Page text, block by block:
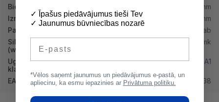
Biezums
12.5 mm
Izmēri
900x1800 mm
Paletē
40 gab
Siltumvadītspēja λd
(w/mk)
0.196w/mk
Ugunsdrošibas
klase
A1
EAN 6418662931138
✓ Īpašus piedāvājumus tieši Tev
✓ Jaunumus būvniecības nozarē
*Vēlos saņemt jaunumus un piedāvājumus e-pastā, un
apliecinu, ka esmu iepazinies ar Privātuma politiku.